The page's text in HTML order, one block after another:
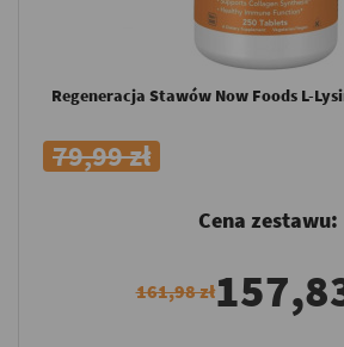
Regeneracja Stawów Now Foods L-
79,99 zł
Cena zestawu:
161,98 zł